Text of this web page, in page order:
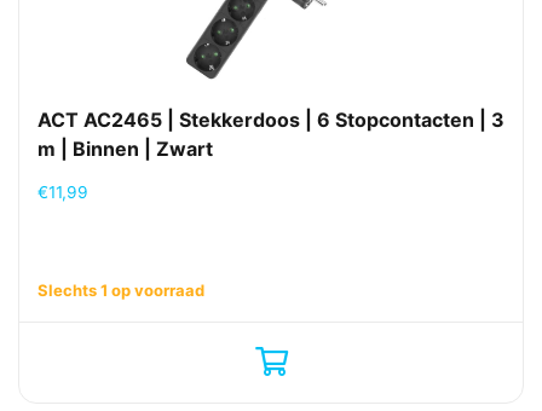
ACT AC2465 | Stekkerdoos | 6 Stopcontacten | 3
m | Binnen | Zwart
€11,99
Slechts 1 op voorraad